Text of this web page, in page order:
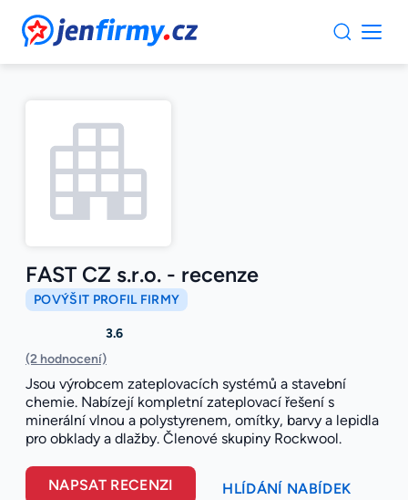
JenFirmy.cz
FAST CZ s.r.o. - recenze
POVÝŠIT PROFIL FIRMY
3.6
(2 hodnocení)
Jsou výrobcem zateplovacích systémů a stavební
chemie. Nabízejí kompletní zateplovací řešení s
minerální vlnou a polystyrenem, omítky, barvy a lepidla
pro obklady a dlažby. Členové skupiny Rockwool.
NAPSAT RECENZI HLÍDÁNÍ NABÍDEK